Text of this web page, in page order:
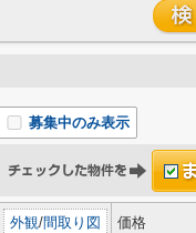
募集中のみ表示
外観/間取り図
価格